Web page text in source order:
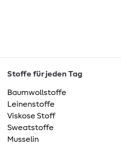
Stoffe für jeden Tag
Baumwollstoffe
Leinenstoffe
Viskose Stoff
Sweatstoffe
Musselin